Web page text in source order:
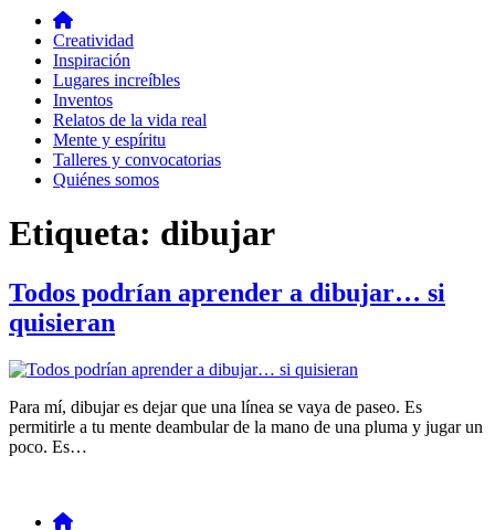
Creatividad
Inspiración
Lugares increíbles
Inventos
Relatos de la vida real
Mente y espíritu
Talleres y convocatorias
Quiénes somos
Etiqueta: dibujar
Todos podrían aprender a dibujar… si
quisieran
Para mí, dibujar es dejar que una línea se vaya de paseo. Es
permitirle a tu mente deambular de la mano de una pluma y jugar un
poco. Es…